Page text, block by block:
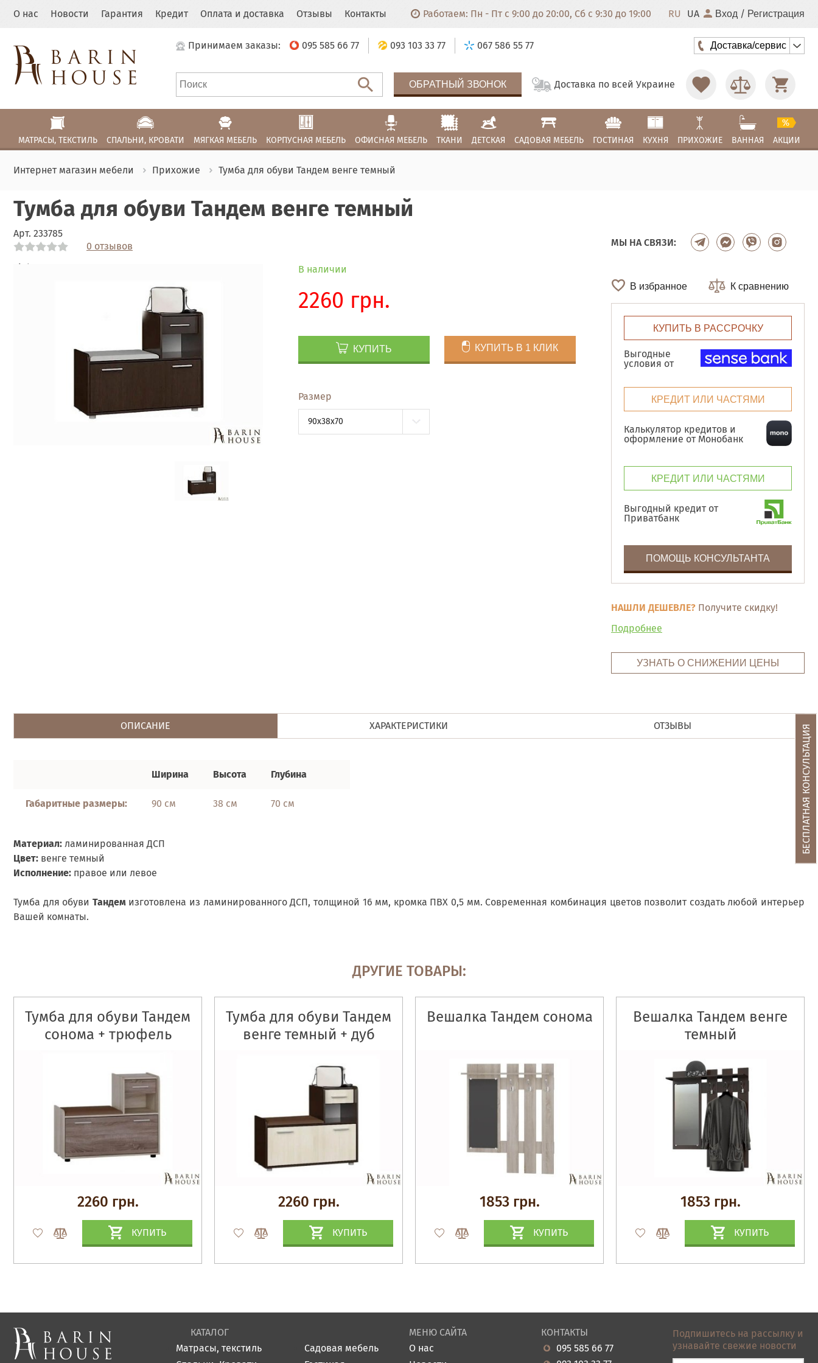
О нас Новости Гарантия Кредит Оплата и доставка Отзывы Контакты Работаем: Пн - Пт с 9:00 до 20:00, Сб с 9:30 до 19:00 RU UA Вход / Регистрация
Принимаем заказы: 095 585 66 77 093 103 33 77 067 586 55 77 Доставка/сервис
ОБРАТНЫЙ ЗВОНОК Доставка по всей Украине
МАТРАСЫ, ТЕКСТИЛЬ СПАЛЬНИ, КРОВАТИ МЯГКАЯ МЕБЕЛЬ КОРПУСНАЯ МЕБЕЛЬ ОФИСНАЯ МЕБЕЛЬ ТКАНИ ДЕТСКАЯ САДОВАЯ МЕБЕЛЬ ГОСТИНАЯ КУХНЯ ПРИХОЖИЕ ВАННАЯ АКЦИИ
Интернет магазин мебели Прихожие Тумба для обуви Тандем венге темный
Тумба для обуви Тандем венге темный
Арт. 233785
0 отзывов
Link
В наличии
2260 грн.
КУПИТЬ КУПИТЬ В 1 КЛИК
Размер
90x38x70
МЫ НА СВЯЗИ:
В избранное К сравнению
КУПИТЬ В РАССРОЧКУ
Выгодные
условия от
КРЕДИТ ИЛИ ЧАСТЯМИ
Калькулятор кредитов и
оформление от Монобанк
КРЕДИТ ИЛИ ЧАСТЯМИ
Выгодный кредит от
Приватбанк
ПОМОЩЬ КОНСУЛЬТАНТА
НАШЛИ ДЕШЕВЛЕ? Получите скидку!
Подробнее
УЗНАТЬ О СНИЖЕНИИ ЦЕНЫ
ОПИСАНИЕ ХАРАКТЕРИСТИКИ ОТЗЫВЫ
Ширина Высота Глубина
Габаритные размеры: 90 см 38 см 70 см
Материал: ламинированная ДСП
Цвет: венге темный
Исполнение: правое или левое
Тумба для обуви Тандемизготовлена из ламинированного ДСП, толщиной 16 мм, кромка ПВХ 0,5 мм. Современная комбинация цветов позволит создать любой интерьер
Вашей комнаты.
ДРУГИЕ ТОВАРЫ:
Тумба для обуви Тандем
сонома + трюфель
2260 грн.
КУПИТЬ
Тумба для обуви Тандем
венге темный + дуб
2260 грн.
КУПИТЬ
Вешалка Тандем сонома
1853 грн.
КУПИТЬ
Вешалка Тандем венге
темный
1853 грн.
КУПИТЬ
БЕСПЛАТНАЯ КОНСУЛЬТАЦИЯ
КАТАЛОГ
Матрасы, текстиль
Садовая мебель
МЕНЮ САЙТА
О нас
КОНТАКТЫ
095 585 66 77
Подпишитесь на рассылку и
узнавайте свежие новости